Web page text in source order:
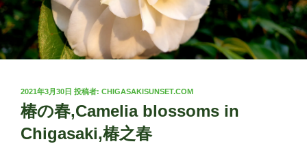
投
稿
日:
2021年3月30日 投稿者: CHIGASAKISUNSET.COM
椿の春,Camelia blossoms in
Chigasaki,椿之春